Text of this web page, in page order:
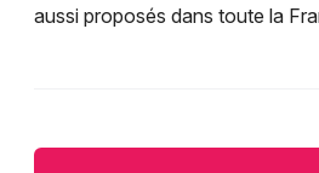
aussi proposés dans toute la